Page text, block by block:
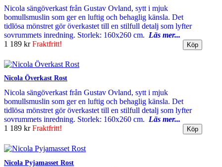
Nicola sängöverkast från Gustav Ovland, sytt i mjuk
bomullsmuslin som ger en luftig och behaglig känsla. Det
tidlösa mönstret gör överkastet till en stilfull detalj som lyfter
sovrummets inredning. Storlek: 160x260 cm. Läs mer...
1 189 krFraktfritt!
Nicola Överkast Rost
Nicola sängöverkast från Gustav Ovland, sytt i mjuk
bomullsmuslin som ger en luftig och behaglig känsla. Det
tidlösa mönstret gör överkastet till en stilfull detalj som lyfter
sovrummets inredning. Storlek: 160x260 cm. Läs mer...
1 189 krFraktfritt!
Nicola Pyjamasset Rost